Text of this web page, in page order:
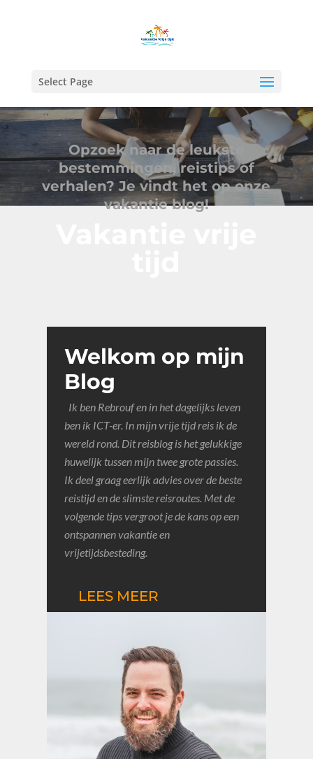
Select Page
Opzoek naar de leukste
bestemmingen, reistips of
verhalen? Je vindt het op onze
vakantie blog!
Welkom op mijn
Blog
Ik ben Rebrouf en in het dagelijks leven
ben ik ICT-er. In mijn vrije tijd reis ik de
wereld rond. Dit reisblog is het gelukkige
huwelijk tussen mijn twee grote passies.
Ik deel graageerlijk advies over de beste
reistijd en de slimste reisroutes. Met de
volgende tips vergroot je de kans op een
ontspannen vakantie en
vrijetijdsbesteding.
LEES MEER